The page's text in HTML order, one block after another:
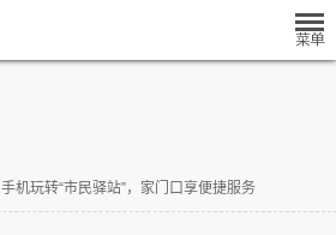
手机玩转“市民驿站”，家门口享便捷服务